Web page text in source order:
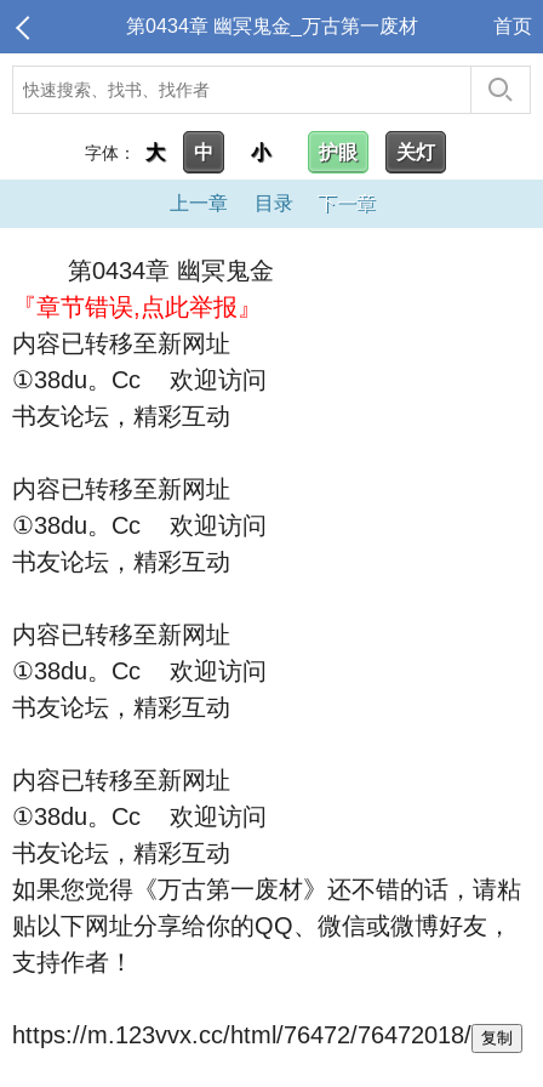
第0434章 幽冥鬼金_万古第一废材 首页
字体： 大 中 小 护眼 关灯
上一章 目录 下一章
第0434章 幽冥鬼金
『章节错误,点此举报』
内容已转移至新网址
①38du。Cc 欢迎访问
书友论坛，精彩互动
内容已转移至新网址
①38du。Cc 欢迎访问
书友论坛，精彩互动
内容已转移至新网址
①38du。Cc 欢迎访问
书友论坛，精彩互动
内容已转移至新网址
①38du。Cc 欢迎访问
书友论坛，精彩互动
如果您觉得《万古第一废材》还不错的话，请粘
贴以下网址分享给你的QQ、微信或微博好友，
支持作者！
https://m.123vvx.cc/html/76472/76472018/ 复制